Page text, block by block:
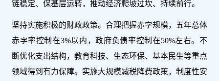
链稳定、保基层运转，推动经济爬坡过坎、持续前行。
坚持实施积极的财政政策。合理把握赤字规模，五年总体
赤字率控制在3%以内，政府负债率控制在50%左右。不
断优化支出结构，教育科技、生态环保、基本民生等重点
领域得到有力保障。实施大规模减税降费政策，制度性安